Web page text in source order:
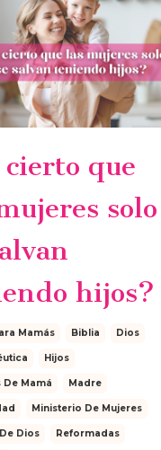
cierto que
solo
hijos?
Mamás Biblia Dios
Hijos
De Mamá Madre
Ministerio De Mujeres
Dios Reformadas